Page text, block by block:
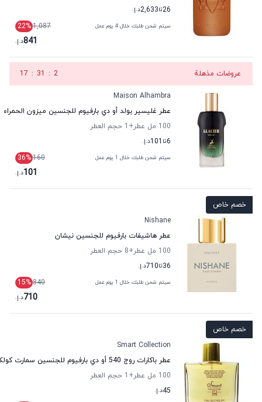
26تا2,633د.إ.
سيتم شحن طلبك خلال 4 يوم عمل 1,087
22%
841د.إ.
عروضات مذهلة 1
:
31
:
17
Maison Alhambra
عطر غليسير بولد أو دي بارفيوم للجنسين ميزون الحمراء
100 مل عطر
+1
حجم العطر
6تا 101د.إ.
سيتم شحن طلبك خلال 1 يوم عمل 160
36%
101د.إ.
خصم خاص
Nishane
عطر هاشيفات بارفيوم للجنسين نيشان
100 مل عطر
+8
حجم العطر
36تا710د.إ.
سيتم شحن طلبك خلال 1 يوم عمل 840
15%
710د.إ.
خصم خاص
Smart Collection
عطر باكارات روج 540 أو دي بارفيوم للجنسين سمارت كولكشن
100 مل عطر
+1
حجم العطر
45د.إ.